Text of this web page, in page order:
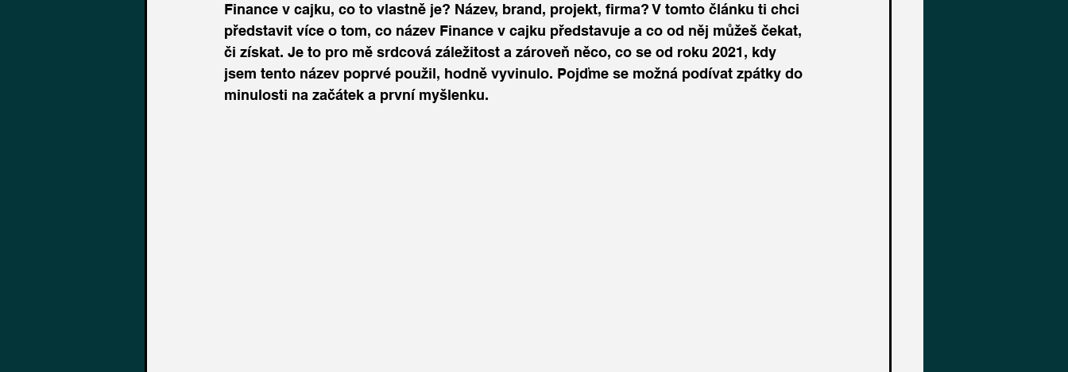
Finance v cajku, co to vlastně je? Název, brand, projekt, firma? V tomto článku ti chci
představit více o tom, co název Finance v cajku představuje a co od něj můžeš čekat,
či získat. Je to pro mě srdcová záležitost a zároveň něco, co se od roku 2021, kdy
jsem tento název poprvé použil, hodně vyvinulo. Pojďme se možná podívat zpátky do
minulosti na začátek a první myšlenku.